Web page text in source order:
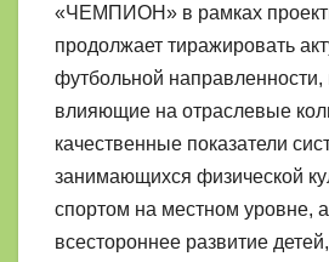
«ЧЕМПИОН» в рамках
продолжает тиражировать
футбольной направленности,
влияющие на отраслевые
качественные показатели
занимающихся физической
спортом на местном уровне,
всестороннее развитие